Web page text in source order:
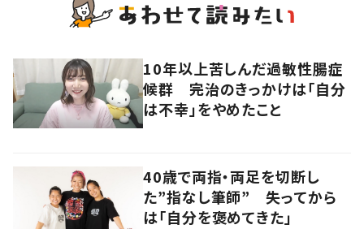
10年以上苦しんだ過敏性腸症
候群 完治のきっかけは「自分
は不幸」をやめたこと
40歳で両指・両足を切断し
た”指なし筆師” 失ってから
は「自分を褒めてきた」